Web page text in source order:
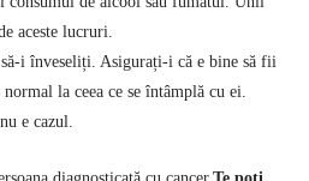
aceste lucruri.
i înveseliți. Asigurați-i că e bine să fii
la ceea ce se întâmplă cu ei.
e cazul.